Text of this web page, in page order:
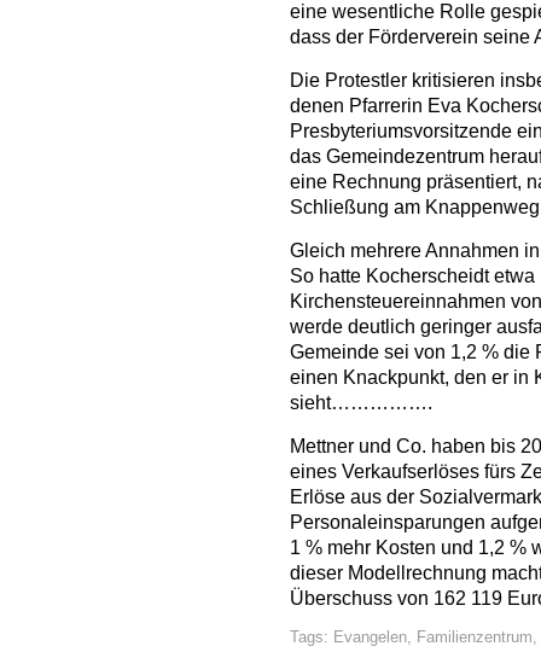
eine wesentliche Rolle
dass der Förderverein
Die Protestler kritisieren
denen Pfarrerin Eva
Presbyteriumsvorsitzende
das Gemeindezentrum
eine Rechnung präsentiert,
Schließung am
Gleich mehrere Annahmen
So hatte Kocherscheidt
Kirchensteuereinnahmen
werde deutlich geringer
Gemeinde sei von 1,2 % die
einen Knackpunkt, den er in
sieht…………….
Mettner und Co. haben bis
eines Verkaufserlöses fürs
Erlöse aus der
Personaleinsparungen
1 % mehr Kosten und 1,2 %
dieser Modellrechnung
Überschuss von 162 119
Tags: Evangelen, Familienzentrum,